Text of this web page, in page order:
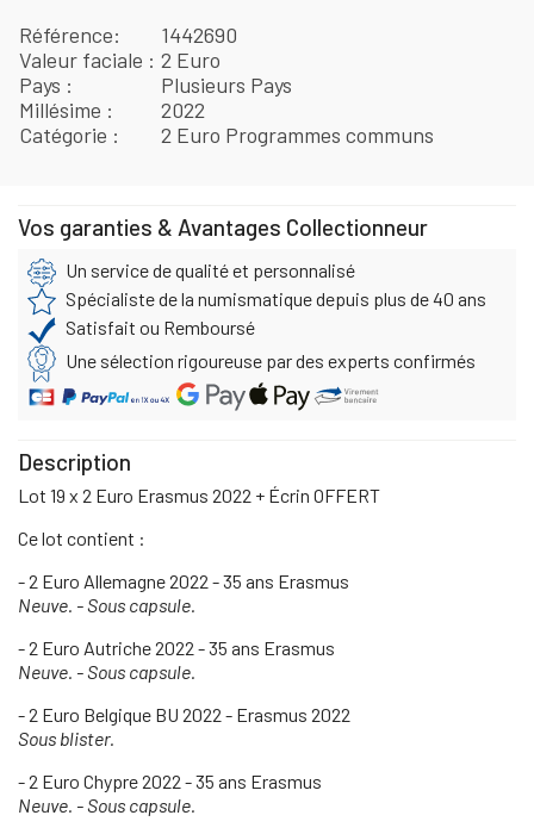
Référence
1442690
Valeur faciale
2 Euro
Pays
Plusieurs Pays
Millésime
2022
Catégorie
2 Euro Programmes communs
Vos garanties & Avantages Collectionneur
Un service de qualité et personnalisé
Spécialiste de la numismatique depuis plus de 40 ans
Satisfait ou Remboursé
Une sélection rigoureuse par des experts confirmés
Description
Lot 19 x 2 Euro Erasmus 2022 + Écrin OFFERT
Ce lot contient :
- 2 Euro Allemagne 2022 - 35 ans Erasmus
Neuve. - Sous capsule.
- 2 Euro Autriche 2022 - 35 ans Erasmus
Neuve. - Sous capsule.
- 2 Euro Belgique BU 2022 - Erasmus 2022
Sous blister.
- 2 Euro Chypre 2022 - 35 ans Erasmus
Neuve. - Sous capsule.